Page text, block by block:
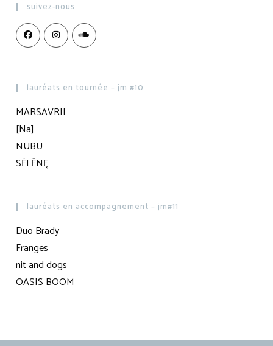
suivez-nous
lauréats en tournée – jm #10
MARSAVRIL
[Na]
NUBU
SĖLĒNĘ
lauréats en accompagnement – jm#11
Duo Brady
Franges
nit and dogs
OASIS BOOM